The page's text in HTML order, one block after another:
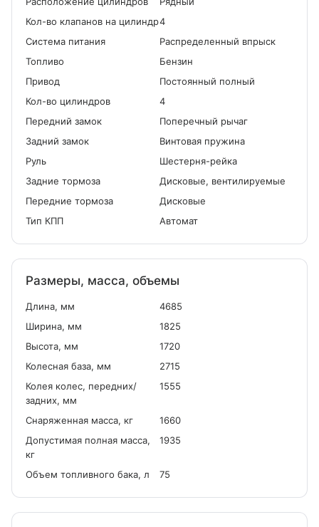
Кол-во клапанов на цилиндр4
Система питания
Распределенный впрыск
Топливо
Бензин
Привод
Постоянный полный
Кол-во цилиндров
4
Передний замок
Поперечный рычаг
Задний замок
Винтовая пружина
Руль
Шестерня-рейка
Задние тормоза
Дисковые, вентилируемые
Передние тормоза
Дисковые
Тип КПП
Автомат
Размеры, масса, объемы
Длина, мм
4685
Ширина, мм
1825
Высота, мм
1720
Колесная база, мм
2715
Колея колес, передних/
задних, мм
1555
Снаряженная масса, кг
1660
Допустимая полная масса,
кг
1935
Объем топливного бака, л 75